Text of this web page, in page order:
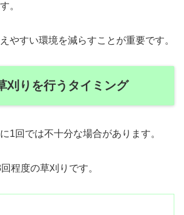
。
やすい環境を減らすことが重要です。
刈りを行うタイミング
1回では不十分な場合があります。
程度の草刈りです。